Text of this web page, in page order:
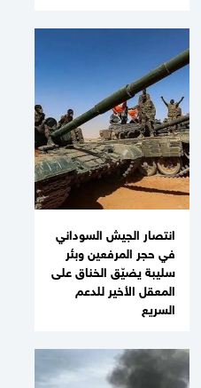
انتصار الجيش السوداني
في حجر المرفعين وبئر
سليبة يضيّق الخناق على
المعقل الأخير للدعم
السريع